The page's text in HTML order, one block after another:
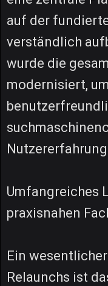
auf der
verständlich
wurde die
modernisiert,
Umfangreiches
praxisnahen
Ein
Relaunchs ist